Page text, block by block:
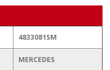
4833081SM
MERCEDES